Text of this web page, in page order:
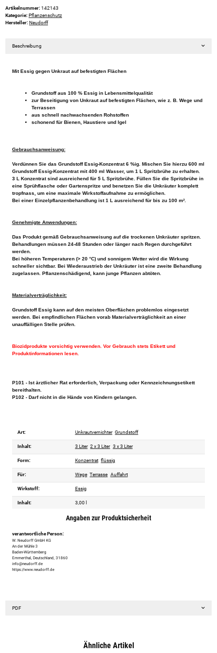
Artikelnummer: 142143
Kategorie: Pflanzenschutz
Hersteller: Neudorff
Beschreibung
Mit Essig gegen Unkraut auf befestigten Flächen
Grundstoff aus 100 % Essig in Lebensmittelqualität
zur Beseitigung von Unkraut auf befestigten Flächen, wie z. B. Wege und
Terrassen
aus schnell nachwachsenden Rohstoffen
schonend für Bienen, Haustiere und Igel
Gebrauchsanweisung:
Verdünnen Sie das Grundstoff Essig-Konzentrat 6 %ig. Mischen Sie hierzu 600 ml
Grundstoff Essig-Konzentrat mit 400 ml Wasser, um 1 L Spritzbrühe zu erhalten.
3 L Konzentrat sind ausreichend für 5 L Spritzbrühe. Füllen Sie die Spritzbrühe in
eine Sprühflasche oder Gartenspritze und benetzen Sie die Unkräuter komplett
tropfnass, um eine maximale Wirkstoffaufnahme zu ermöglichen.
Bei einer Einzelpflanzenbehandlung ist 1 L ausreichend für bis zu 100 m².
Genehmigte Anwendungen:
Das Produkt gemäß Gebrauchsanweisung auf die trockenen Unkräuter spritzen.
Behandlungen müssen 24-48 Stunden oder länger nach Regen durchgeführt
werden.
Bei höheren Temperaturen (> 20 °C) und sonnigem Wetter wird die Wirkung
schneller sichtbar. Bei Wiederaustrieb der Unkräuter ist eine zweite Behandlung
zugelassen. Pflanzenschädigend, kann junge Pflanzen abtöten.
Materialverträglichkeit:
Grundstoff Essig kann auf den meisten Oberflächen problemlos eingesetzt
werden. Bei empfindlichen Flächen vorab Materialverträglichkeit an einer
unauffälligen Stelle prüfen.
Biozidprodukte vorsichtig verwenden. Vor Gebrauch stets Etikett und
Produktinformationen lesen.
P101 - Ist ärztlicher Rat erforderlich, Verpackung oder Kennzeichnungsetikett
bereithalten.
P102 - Darf nicht in die Hände von Kindern gelangen.
Art: Unkrautvernichter Grundstoff
Inhalt: 3 Liter 2 x 3 Liter 3 x 3 Liter
Form: Konzentrat flüssig
Für: Wege Terrasse Auffahrt
Wirkstoff: Essig
Inhalt: 3,00 l
Angaben zur Produktsicherheit
verantwortliche Person:
W. Neudorff GmbH KG
An der Mühle 3
Baden-Württemberg
Emmerthal, Deutschland, 31860
info@neudorff.de
https://www.neudorff.de
PDF
Ähnliche Artikel